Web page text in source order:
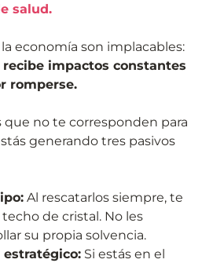
salud.
economía son implacables:
impactos constantes
romperse.
que no te corresponden para
generando tres pasivos
Al rescatarlos siempre, te
de cristal. No les
su propia solvencia.
estratégico: Si estás en el